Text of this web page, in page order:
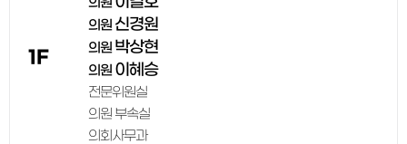
1F
의원 신경원
의원 박상현
의원 이혜승
전문위원실
의원 부속실
의회사무과